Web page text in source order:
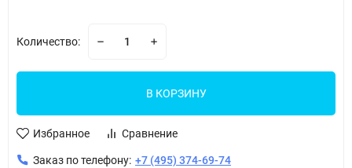
Количество:
В КОРЗИНУ
Избранное Сравнение
Заказ по телефону: +7 (495) 374-69-74